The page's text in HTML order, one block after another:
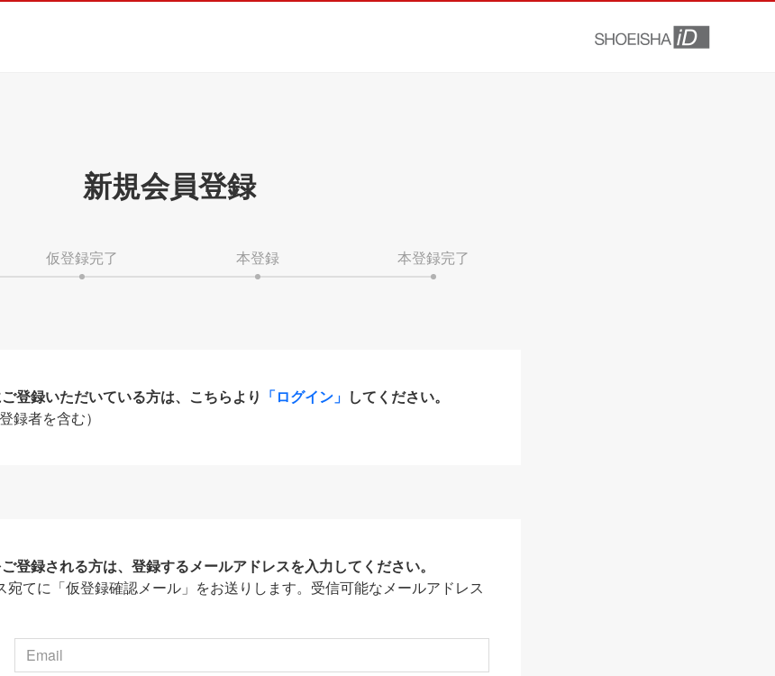
新規会員登録
仮登録完了 本登録 本登録完了
登録いただいている方は、こちらより 「ログイン」 してください。
録者を含む）
登録される方は、登録するメールアドレスを入力してください。
宛てに「仮登録確認メール」をお送りします。受信可能なメールアドレス